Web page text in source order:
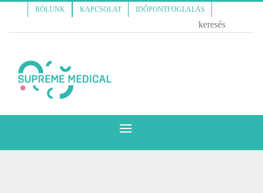
RÓLUNK KAPCSOLAT IDŐPONTFOGLALÁS